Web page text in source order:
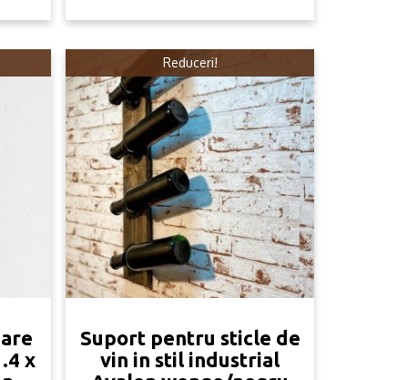
x
Reduceri!
Suport pentru sticle de
vin in stil industrial